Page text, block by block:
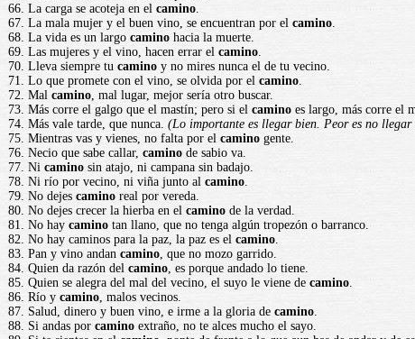
La carga se acoteja en el camino.
La mala mujer y el buen vino, se encuentran por el camino.
La vida es un largo camino hacia la muerte.
Las mujeres y el vino, hacen errar el camino.
Lleva siempre tu camino y no mires nunca el de tu vecino.
Lo que promete con el vino, se olvida por el camino.
Mal camino, mal lugar, mejor sería otro buscar.
Más corre el galgo que el mastín; pero si el camino es largo, más corre el
Más vale tarde, que nunca. (Lo importante es llegar bien. Peor es no
Mientras vas y vienes, no falta por el camino gente.
Necio que sabe callar, camino de sabio va.
Ni camino sin atajo, ni campana sin badajo.
Ni río por vecino, ni viña junto al camino.
No dejes camino real por vereda.
No dejes crecer la hierba en el camino de la verdad.
No hay camino tan llano, que no tenga algún tropezón o barranco.
No hay caminos para la paz, la paz es el camino.
Pan y vino andan camino, que no mozo garrido.
Quien da razón del camino, es porque andado lo tiene.
Quien se alegra del mal del vecino, el suyo le viene de camino.
Río y camino, malos vecinos.
Salud, dinero y buen vino, e irme a la gloria de camino.
Si andas por camino extraño, no te alces mucho el sayo.